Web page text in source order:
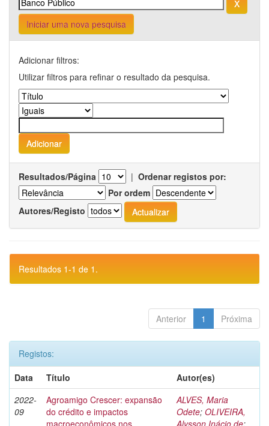
Iniciar uma nova pesquisa
Adicionar filtros:
Utilizar filtros para refinar o resultado da pesquisa.
Resultados/Página | Ordenar registos por:
Por ordem
Autores/Registo
Resultados 1-1 de 1.
Anterior 1 Próxima
Registos:
Data
Título
Autor(es)
2022-
09
Agroamigo Crescer: expansão
do crédito e impactos
macroeconômicos nos
ALVES, Maria
Odete; OLIVEIRA,
Alysson Inácio de;